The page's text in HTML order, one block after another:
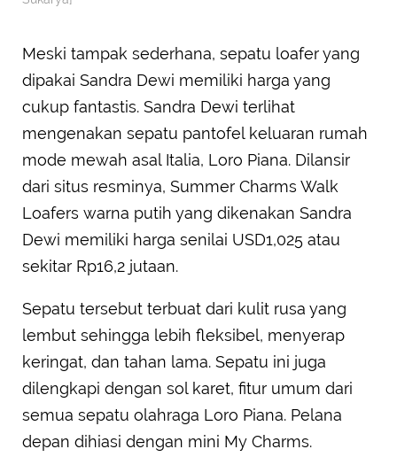
Meski tampak sederhana, sepatu loafer yang
dipakai Sandra Dewi memiliki harga yang
cukup fantastis. Sandra Dewi terlihat
mengenakan sepatu pantofel keluaran rumah
mode mewah asal Italia, Loro Piana. Dilansir
dari situs resminya, Summer Charms Walk
Loafers warna putih yang dikenakan Sandra
Dewi memiliki harga senilai USD1,025 atau
sekitar Rp16,2 jutaan.
Sepatu tersebut terbuat dari kulit rusa yang
lembut sehingga lebih fleksibel, menyerap
keringat, dan tahan lama. Sepatu ini juga
dilengkapi dengan sol karet, fitur umum dari
semua sepatu olahraga Loro Piana. Pelana
depan dihiasi dengan mini My Charms.